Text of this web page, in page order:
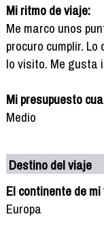
Mi ritmo de viaje:
Me marco unos
procuro cumplir.
lo visito. Me gusta
Mi presupuesto
Medio
Destino del viaje
El continente de
Europa